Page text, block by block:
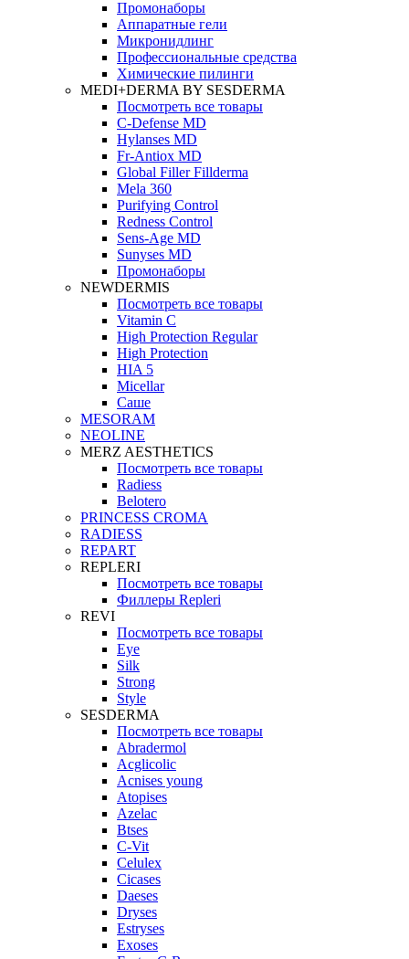
Промонаборы
Аппаратные гели
Микронидлинг
Профессиональные средства
Химические пилинги
MEDI+DERMA BY SESDERMA
Посмотреть все товары
C-Defense MD
Hylanses MD
Fr‑Antiox MD
Global Filler Fillderma
Mela 360
Purifying Control
Redness Control
Sens-Age MD
Sunyses MD
Промонаборы
NEWDERMIS
Посмотреть все товары
Vitamin C
High Protection Regular
High Protection
HIA 5
Micellar
Саше
MESORAM
NEOLINE
MERZ AESTHETICS
Посмотреть все товары
Radiess
Belotero
PRINCESS CROMA
RADIESS
REPART
REPLERI
Посмотреть все товары
Филлеры Repleri
REVI
Посмотреть все товары
Eye
Silk
Strong
Style
SESDERMA
Посмотреть все товары
Abradermol
Acglicolic
Acnises young
Atopises
Azelac
Btses
C-Vit
Celulex
Cicases
Daeses
Dryses
Estryses
Exoses